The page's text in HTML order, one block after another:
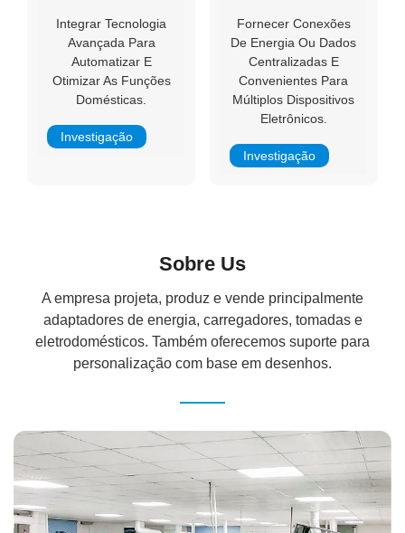
Integrar Tecnologia
Avançada Para
Automatizar E
Otimizar As Funções
Domésticas.
Investigação
Fornecer Conexões
De Energia Ou Dados
Centralizadas E
Convenientes Para
Múltiplos Dispositivos
Eletrônicos.
Investigação
Sobre Us
A empresa projeta, produz e vende principalmente
adaptadores de energia, carregadores, tomadas e
eletrodomésticos. Também oferecemos suporte para
personalização com base em desenhos.